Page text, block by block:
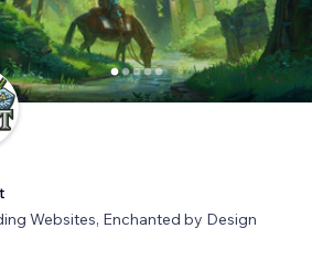
Websites, Enchanted by Design